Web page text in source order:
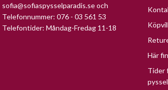
sofia@sofiaspysselparadis.seoch
Telefonnummer: 076 - 03 561 53
Telefontider: Måndag-Fredag 11-18
Här
Tider